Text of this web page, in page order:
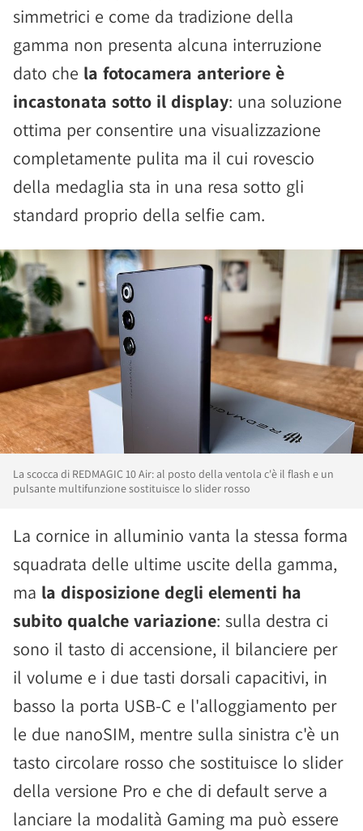
simmetrici e come da tradizione della
gamma non presenta alcuna interruzione
dato che la fotocamera anteriore è
incastonata sotto il display: una soluzione
ottima per consentire una visualizzazione
completamente pulita ma il cui rovescio
della medaglia sta in una resa sotto gli
standard proprio della selfie cam.
La scocca di REDMAGIC 10 Air: al posto della ventola c'è il flash e un
pulsante multifunzione sostituisce lo slider rosso
La cornice in alluminio vanta la stessa forma
squadrata delle ultime uscite della gamma,
ma la disposizione degli elementi ha
subito qualche variazione: sulla destra ci
sono il tasto di accensione, il bilanciere per
il volume e i due tasti dorsali capacitivi, in
basso la porta USB-C e l'alloggiamento per
le due nanoSIM, mentre sulla sinistra c'è un
tasto circolare rosso che sostituisce lo slider
della versione Pro e che di default serve a
lanciare la modalità Gaming ma può essere